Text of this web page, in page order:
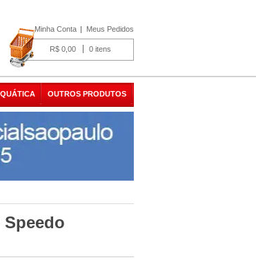
Minha Conta Meus Pedidos
0
R$ 0,00
OUTROS PRODUTOS
Speedo